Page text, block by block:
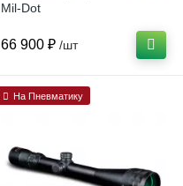
Mil-Dot
66 900 ₽ /шт
На Пневматику